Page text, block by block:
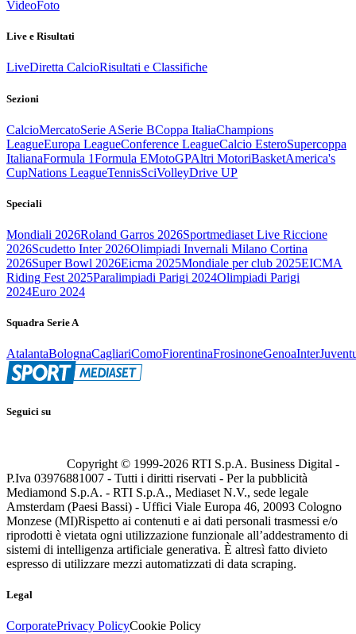
VideoFoto
Live e Risultati
LiveDiretta CalcioRisultati e Classifiche
Sezioni
CalcioMercatoSerie ASerie BCoppa ItaliaChampions
LeagueEuropa LeagueConference LeagueCalcio EsteroSupercoppa
ItalianaFormula 1Formula EMotoGPAltri MotoriBasketAmerica's
CupNations LeagueTennisSciVolleyDrive UP
Speciali
Mondiali 2026Roland Garros 2026Sportmediaset Live Riccione
2026Scudetto Inter 2026Olimpiadi Invernali Milano Cortina
2026Super Bowl 2026Eicma 2025Mondiale per club 2025EICMA
Riding Fest 2025Paralimpiadi Parigi 2024Olimpiadi Parigi
2024Euro 2024
Squadra Serie A
AtalantaBolognaCagliariComoFiorentinaFrosinoneGenoaInter
Seguici su
Copyright © 1999-2026 RTI S.p.A. Business Digital -
P.Iva 03976881007 - Tutti i diritti riservati - Per la pubblicità
Mediamond S.p.A. - RTI S.p.A., Mediaset N.V., sede legale
Amsterdam (Paesi Bassi) - Uffici Viale Europa 46, 20093 Cologno
Monzese (MI)Rispetto ai contenuti e ai dati personali trasmessi e/o
riprodotti è vietata ogni utilizzazione funzionale all’addestramento di
sistemi di intelligenza artificiale generativa. È altresì fatto divieto
espresso di utilizzare mezzi automatizzati di data scraping.
Legal
CorporatePrivacy PolicyCookie Policy